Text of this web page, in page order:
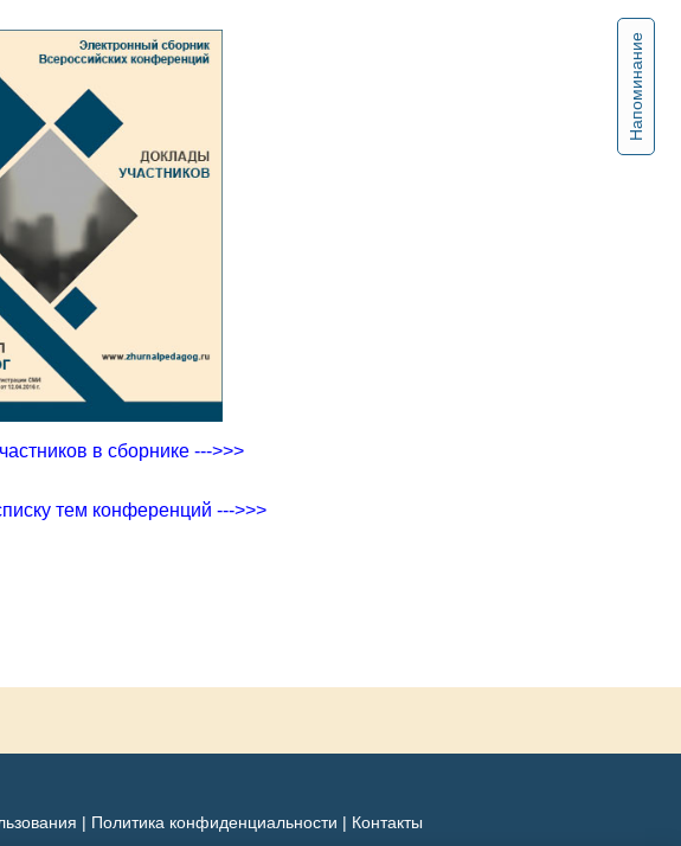
Напоминание
в сборнике --->>>
тем конференций --->>>
| Политика конфиденциальности | Контакты